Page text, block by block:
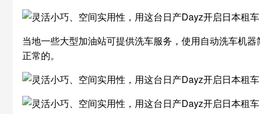
当地一些大型加油站可提供洗车服务，使用自动洗车机
正常的。